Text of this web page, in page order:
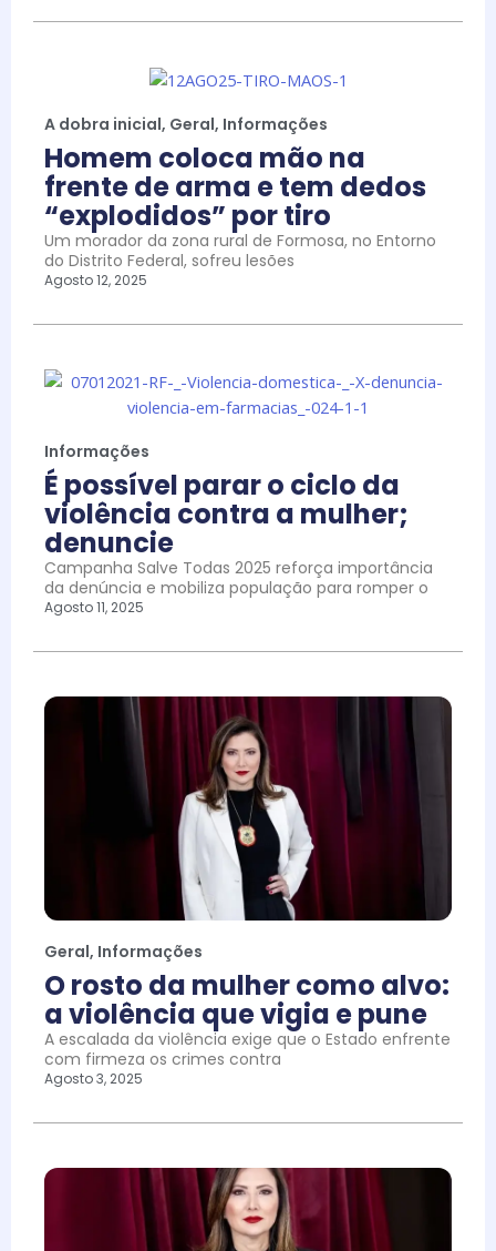
A dobra inicial, Geral, Informações
Homem coloca mão na
frente de arma e tem dedos
“explodidos” por tiro
Um morador da zona rural de Formosa, no Entorno
do Distrito Federal, sofreu lesões
Agosto 12, 2025
Informações
É possível parar o ciclo da
violência contra a mulher;
denuncie
Campanha Salve Todas 2025 reforça importância
da denúncia e mobiliza população para romper o
Agosto 11, 2025
Geral, Informações
O rosto da mulher como alvo:
a violência que vigia e pune
A escalada da violência exige que o Estado enfrente
com firmeza os crimes contra
Agosto 3, 2025